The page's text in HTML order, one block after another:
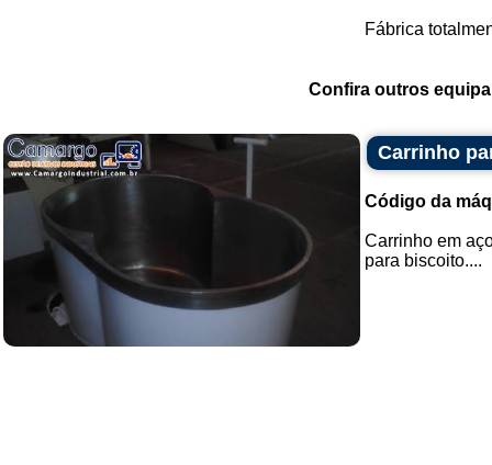
Fábrica
Confira outros
Carrinho
Código da
Carrinho em
para biscoito....